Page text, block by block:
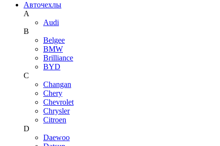
Авточехлы
A
Audi
B
Belgee
BMW
Brilliance
BYD
C
Changan
Chery
Chevrolet
Chrysler
Citroen
D
Daewoo